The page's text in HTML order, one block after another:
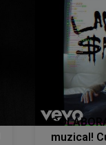
muzical!